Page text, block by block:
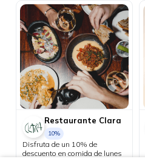
Restaurante Clara
10%
Disfruta de un 10% de
descuento en comida de lunes